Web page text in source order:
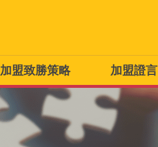
加盟致勝策略 加盟證言